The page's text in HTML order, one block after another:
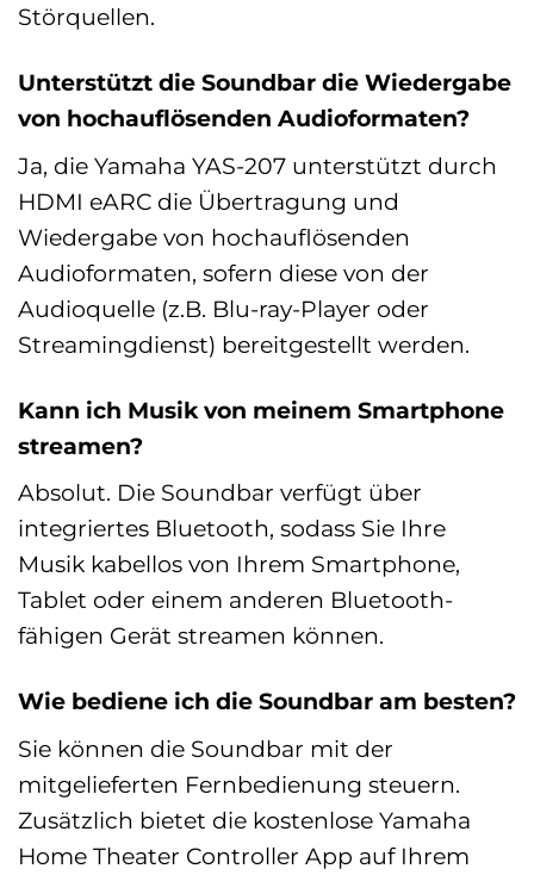
Störquellen.
Unterstützt die Soundbar die Wiedergabe
von hochauflösenden Audioformaten?
Ja, die Yamaha YAS-207 unterstützt durch
HDMI eARC die Übertragung und
Wiedergabe von hochauflösenden
Audioformaten, sofern diese von der
Audioquelle (z.B. Blu-ray-Player oder
Streamingdienst) bereitgestellt werden.
Kann ich Musik von meinem Smartphone
streamen?
Absolut. Die Soundbar verfügt über
integriertes Bluetooth, sodass Sie Ihre
Musik kabellos von Ihrem Smartphone,
Tablet oder einem anderen Bluetooth-
fähigen Gerät streamen können.
Wie bediene ich die Soundbar am besten?
Sie können die Soundbar mit der
mitgelieferten Fernbedienung steuern.
Zusätzlich bietet die kostenlose Yamaha
Home Theater Controller App auf Ihrem